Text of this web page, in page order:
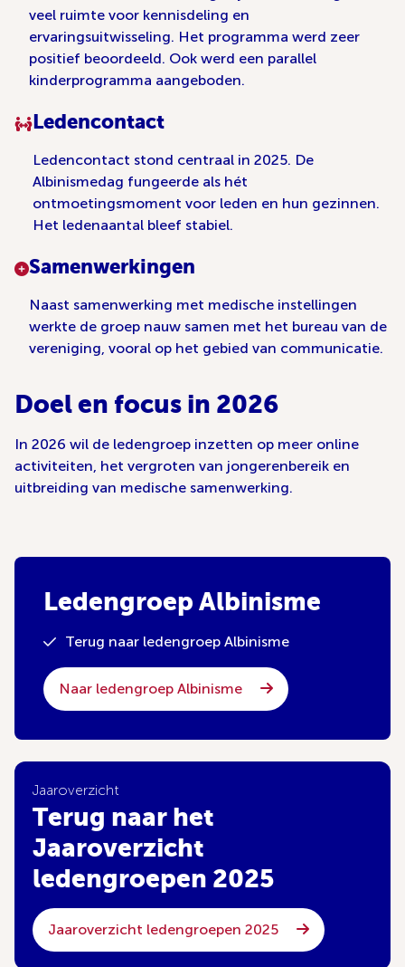
veel ruimte voor kennisdeling en
ervaringsuitwisseling. Het programma werd zeer
positief beoordeeld. Ook werd een parallel
kinderprogramma aangeboden.
Ledencontact
Ledencontact stond centraal in 2025. De
Albinismedag fungeerde als hét
ontmoetingsmoment voor leden en hun gezinnen.
Het ledenaantal bleef stabiel.
Samenwerkingen
Naast samenwerking met medische instellingen
werkte de groep nauw samen met het bureau van de
vereniging, vooral op het gebied van communicatie.
Doel en focus in 2026
In 2026 wil de ledengroep inzetten op meer online
activiteiten, het vergroten van jongerenbereik en
uitbreiding van medische samenwerking.
Ledengroep Albinisme
Terug naar ledengroep Albinisme
Naar ledengroep Albinisme
Jaaroverzicht
Terug naar het
Jaaroverzicht
ledengroepen 2025
Jaaroverzicht ledengroepen 2025